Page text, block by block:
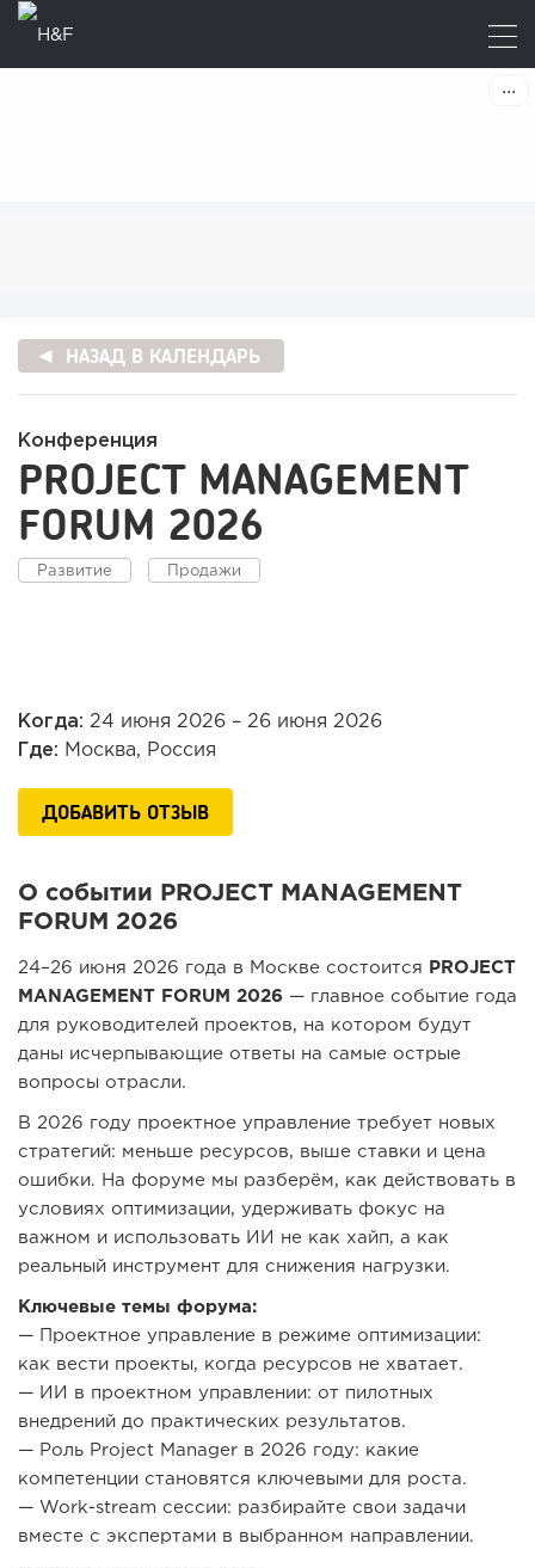
НАЗАД В КАЛЕНДАРЬ
Конференция
PROJECT MANAGEMENT
FORUM 2026
Развитие Продажи
Когда: 24 июня 2026 – 26 июня 2026
Где: Москва, Россия
ДОБАВИТЬ ОТЗЫВ
О событии PROJECT MANAGEMENT
FORUM 2026
24–26 июня 2026 года в Москве состоится
PROJECT
MANAGEMENT FORUM 2026 — главное событие года
для руководителей проектов, на котором будут
даны исчерпывающие ответы на самые острые
вопросы отрасли.
В 2026 году проектное управление требует новых
стратегий: меньше ресурсов, выше ставки и цена
ошибки. На форуме мы разберём, как действовать в
условиях оптимизации, удерживать фокус на
важном и использовать ИИ не как хайп, а как
реальный инструмент для снижения нагрузки.
Ключевые темы форума:
— Проектное управление в режиме оптимизации:
как вести проекты, когда ресурсов не хватает.
— ИИ в проектном управлении: от пилотных
внедрений до практических результатов.
— Роль Project Manager в 2026 году: какие
компетенции становятся ключевыми для роста.
— Work-stream сессии: разбирайте свои задачи
вместе с экспертами в выбранном направлении.